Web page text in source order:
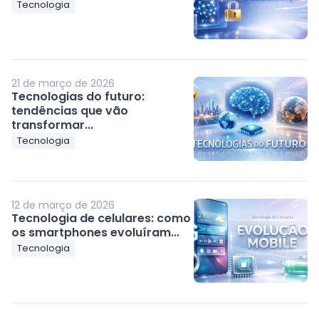
Tecnologia
21 de março de 2026
Tecnologias do futuro:
tendências que vão
transformar...
Tecnologia
12 de março de 2026
Tecnologia de celulares: como
os smartphones evoluíram...
Tecnologia